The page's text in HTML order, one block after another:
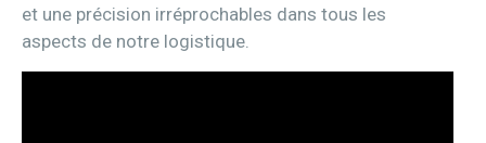
et une précision irréprochables dans tous les
aspects de notre logistique.